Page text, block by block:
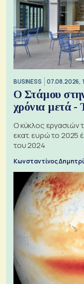
BUSINESS 07.08.2026,
Ο Στάμου
χρόνια μετά -
Ο κύκλος εργασιών
εκατ. ευρώ το 2025
του 2024
Κωνσταντίνος